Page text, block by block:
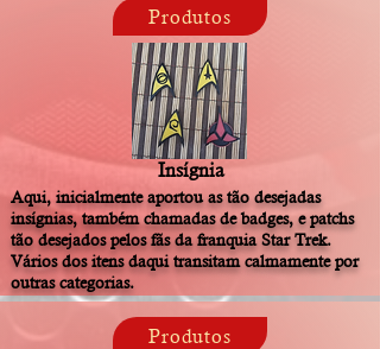
Produtos
Insígnia
Aqui, inicialmente aportou as tão desejadas
insígnias, também chamadas de badges, e patchs
tão desejados pelos fãs da franquia Star Trek.
Vários dos itens daqui transitam calmamente por
outras categorias.
Produtos